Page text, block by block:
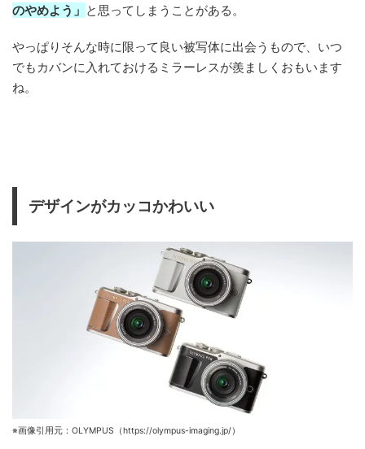
のやめよう」 と思ってしまうことがある。
やっぱりそんな時に限って良い被写体に出会うもので、いつ
でもカバンに入れておけるミラーレスが羨ましくおもいます
ね。
デザインがカッコかわいい
※画像引用元：OLYMPUS（https://olympus-imaging.jp/）